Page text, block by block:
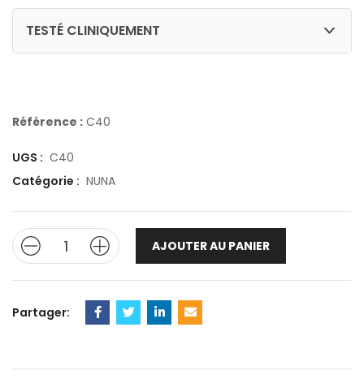
TESTÉ CLINIQUEMENT
Référence : C40
UGS : C40
Catégorie : NUNA
AJOUTER AU PANIER
Partager: